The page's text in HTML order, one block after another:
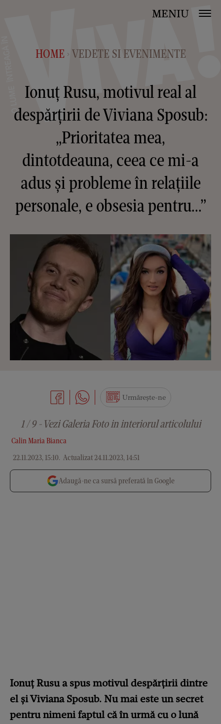
MENIU
HOME > VEDETE SI EVENIMENTE
Ionuț Rusu, motivul real al
despărțirii de Viviana Sposub:
„Prioritatea mea,
dintotdeauna, ceea ce mi-a
adus și probleme în relațiile
personale, e obsesia pentru...”
Calin Maria Bianca
22.11.2023, 15:10. Actualizat 24.11.2023, 14:51
Urmărește-ne
1 / 9 - Vezi Galeria Foto in interiorul articolului
Adaugă-ne ca sursă preferată în Google
Ionuț Rusu a spus motivul despărțirii dintre
el și Viviana Sposub. Nu mai este un secret
pentru nimeni faptul că în urmă cu o lună